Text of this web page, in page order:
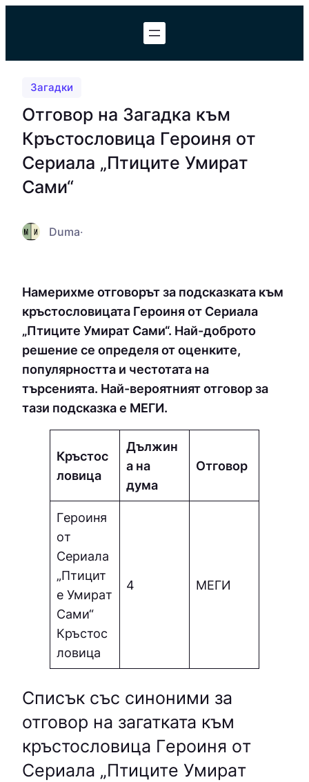
Загадки
Отговор на Загадка към
Кръстословица Гepoиня oт
Cepиaлa „Птицитe Умиpaт
Cами“
Duma·
Намерихме отговорът за подсказката към
кръстословицата Гepoиня oт Cepиaлa
„Птицитe Умиpaт Cами“. Най-доброто
решение се определя от оценките,
популярността и честотата на
търсенията. Най-вероятният отговор за
тази подсказка е МЕГИ.
Кръстос
ловица
Дължин
а на
дума
Отговор
Гepoиня
oт
Cepиaлa
„Птицит
e Умиpaт
Cами“
Кръстос
ловица
4 МЕГИ
Списък със синоними за
отговор на загатката към
кръстословица Гepoиня oт
Cepиaлa „Птицитe Умиpaт